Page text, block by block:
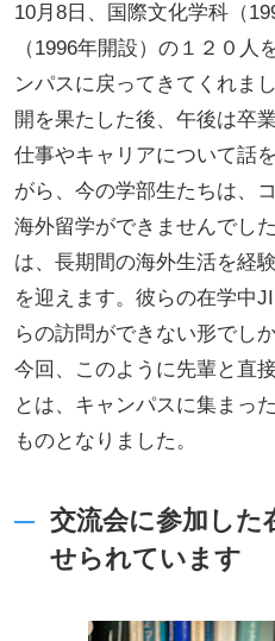
10月8日、国際文化学科（
（1996年開設）の１２０人
ンパスに戻ってきてくれま
開を果たした後、午後は卒
仕事やキャリアについて話
がら、今の学部生たちは、
海外留学ができませんでし
は、長期間の海外生活を経
を迎えます。彼らの在学中
らの訪問ができない形でし
今回、このように先輩と直
とは、キャンパスに集まっ
ものとなりました。
交流会に参加した
せられています